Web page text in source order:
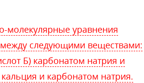
молекулярные уравнения
следующими веществами:
Б) карбонатом натрия и
и карбонатом натрия.